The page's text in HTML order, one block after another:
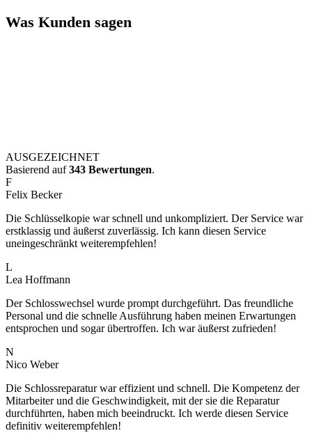
Was Kunden sagen
AUSGEZEICHNET
Basierend auf343 Bewertungen.
F
Felix Becker
Die Schlüsselkopie war schnell und unkompliziert. Der Service war
erstklassig und äußerst zuverlässig. Ich kann diesen Service
uneingeschränkt weiterempfehlen!
L
Lea Hoffmann
Der Schlosswechsel wurde prompt durchgeführt. Das freundliche
Personal und die schnelle Ausführung haben meinen Erwartungen
entsprochen und sogar übertroffen. Ich war äußerst zufrieden!
N
Nico Weber
Die Schlossreparatur war effizient und schnell. Die Kompetenz der
Mitarbeiter und die Geschwindigkeit, mit der sie die Reparatur
durchführten, haben mich beeindruckt. Ich werde diesen Service
definitiv weiterempfehlen!